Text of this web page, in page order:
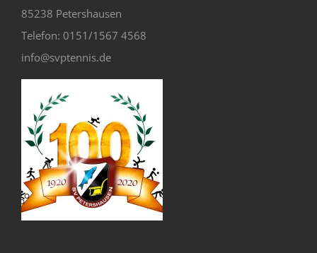
85238 Petershausen
Telefon: 0151/1567 4568
info@svptennis.de